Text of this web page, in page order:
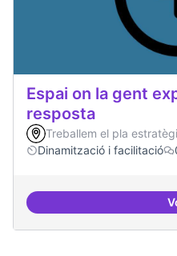
Espai on la gent
resposta
Treballem el pla
Dinamització i facilitació